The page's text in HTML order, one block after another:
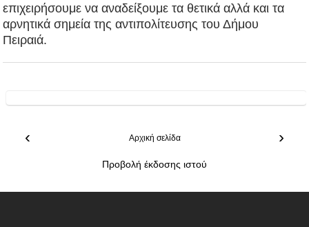
επιχειρήσουμε να αναδείξουμε τα θετικά αλλά και τα
αρνητικά σημεία της αντιπολίτευσης του Δήμου
Πειραιά.
‹ ›
Αρχική σελίδα
Προβολή έκδοσης ιστού